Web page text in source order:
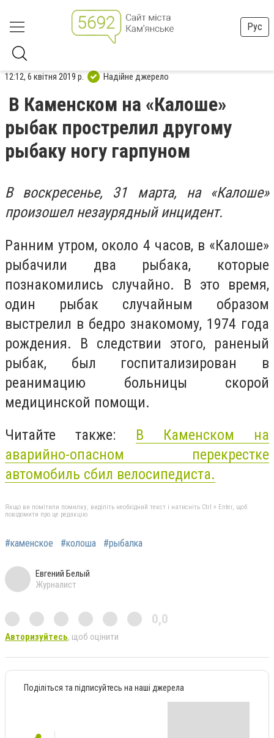
Рус
12:12, 6 квітня 2019 р. Надійне джерело
В Каменском на «Калоше»
рыбак прострелил другому
рыбаку ногу гарпуном
В воскресенье, 31 марта, на «Калоше»
произошел незаурядный инцидент.
Ранним утром, около 4 часов, в «Калоше»
рыбачили два рыбака, которые
познакомились случайно. В это время,
один рыбак случайным образом
выстрелил в бедро знакомому, 1974 года
рождения. В следствии этого, раненый
рыбак, был госпитализирован в
реанимацию больницы скорой
медицинской помощи.
Читайте также: В Каменском на
аварийно-опасном перекрестке
автомобиль сбил велосипедиста.
Якщо ви помітили помилку, виділіть необхідний текст і натисніть Ctrl + Enter, щоб
повідомити про це редакцію
#каменское #колоша #рыбалка
Евгений Белый
Журналист
0,0
Авторизуйтесь, щоб оцінити
Поділіться та підписуйтесь на наші джерела